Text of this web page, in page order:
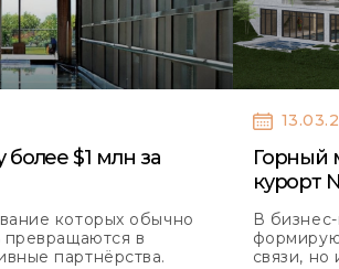
$1 млн за
которых обычно
превращаются в
партнёрства.
Горный
курорт
В
связи, но